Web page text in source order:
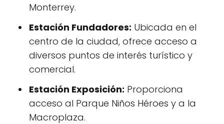
Monterrey.
Estación Fundadores: Ubicada en el
centro de la ciudad, ofrece acceso a
diversos puntos de interés turístico y
comercial.
Estación Exposición: Proporciona
acceso al Parque Niños Héroes y a la
Macroplaza.